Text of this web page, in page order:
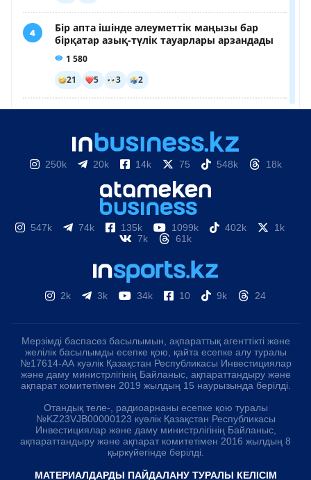
250k 20k 14k 75 548k 18k
547k 74k 135k 1099k 402k
1k
7k
61k
2k 3k 34k 10 9k 24
Мерзімді баспасөз басылымын, ақпараттық агенттікті және
желілік басылымды есепке қою, қайта есепке алу туралы
№17614-АА куәлік Қазақстан Республикасы Инвестициялар
және даму министрлігінің Байланыс, ақпараттандыру және
ақпарат комитетімен 2019 жылдың 15 наурызында берілді.
Отандық теле-, радиоарнаны есепке қою туралы
№KZ23VJB00000123 куәлік Қазақстан Республикасы
Инвестициялар және даму министрлігінің Байланыс,
ақпараттандыру және ақпарат комитетімен 2016 жылдың 8
қыркүйегінде берілді.
МАТЕРИАЛДАРДЫ ПАЙДАЛАНУ ТУРАЛЫ КЕЛІСІМ